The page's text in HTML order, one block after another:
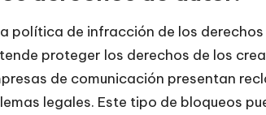
política de infracción de los
proteger los derechos de los
de comunicación presentan
legales. Este tipo de bloqueos